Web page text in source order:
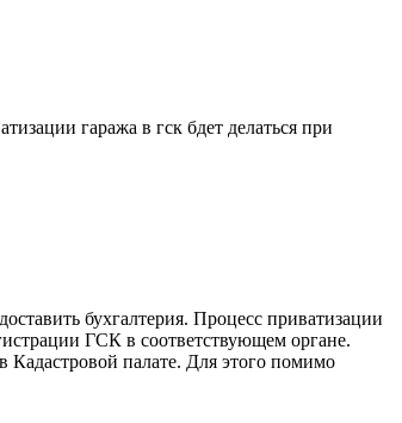
гаража в гск бдет делаться при
бухгалтерия. Процесс приватизации
ГСК в соответствующем органе.
Кадастровой палате. Для этого помимо